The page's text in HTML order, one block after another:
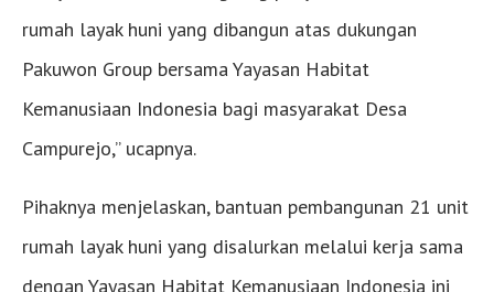
rumah layak huni yang dibangun atas dukungan
Pakuwon Group bersama Yayasan Habitat
Kemanusiaan Indonesia bagi masyarakat Desa
Campurejo,” ucapnya.
Pihaknya menjelaskan, bantuan pembangunan 21 unit
rumah layak huni yang disalurkan melalui kerja sama
dengan Yayasan Habitat Kemanusiaan Indonesia ini